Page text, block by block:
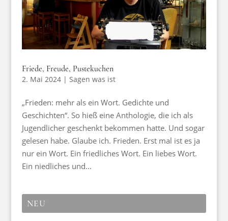
Friede, Freude, Pustekuchen
2. Mai 2024| Sagen was ist
„Frieden: mehr als ein Wort. Gedichte und
Geschichten“. So hieß eine Anthologie, die ich als
Jugendlicher geschenkt bekommen hatte. Und sogar
gelesen habe. Glaube ich. Frieden. Erst mal ist es ja
nur ein Wort. Ein friedliches Wort. Ein liebes Wort.
Ein niedliches und...
NEU